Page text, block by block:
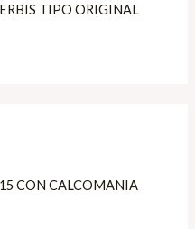
TIPO ORIGINAL
CON CALCOMANIA